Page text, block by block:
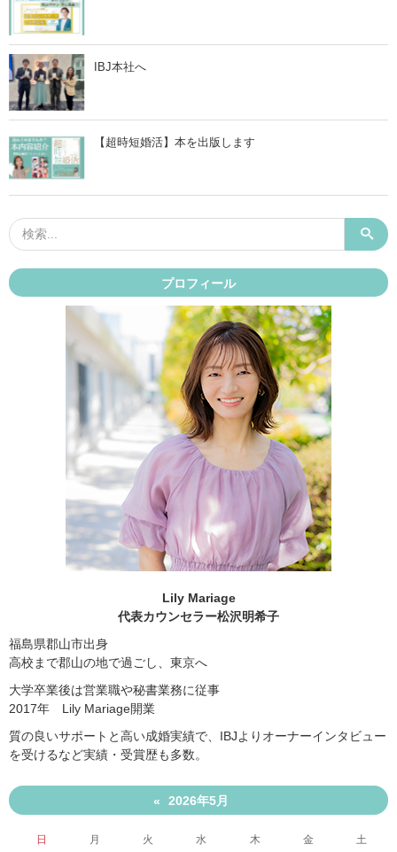
IBJ本社へ
【超時短婚活】本を出版します
プロフィール
Lily Mariage
代表カウンセラー松沢明希子
福島県郡山市出身
高校まで郡山の地で過ごし、東京へ
大学卒業後は営業職や秘書業務に従事
2017年 Lily Mariage開業
質の良いサポートと高い成婚実績で、IBJよりオーナーインタビュー
を受けるなど実績・受賞歴も多数。
« 2026年5月
日 月 火 水 木 金 土